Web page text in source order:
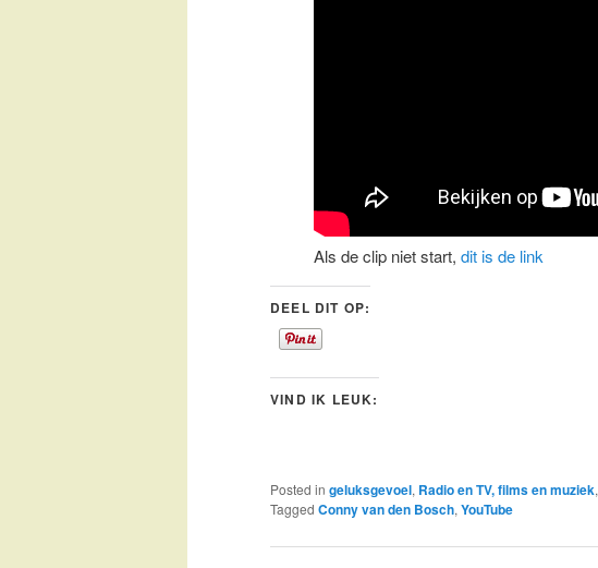
Als de clip niet start, dit is de link
DEEL DIT OP:
VIND IK LEUK:
Posted in geluksgevoel, Radio en TV, films en muziek,
Tagged Conny van den Bosch, YouTube